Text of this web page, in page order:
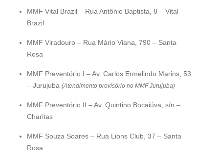
MMF Vital Brazil – Rua Antônio Baptista, 8 – Vital
Brazil
MMF Viradouro – Rua Mário Viana, 790 – Santa
Rosa
MMF Preventório I – Av. Carlos Ermelindo Marins, 53
– Jurujuba (Atendimento provisório no MMF Jurujuba)
MMF Preventório II – Av. Quintino Bocaiúva, s/n –
Charitas
MMF Souza Soares – Rua Lions Club, 37 – Santa
Rosa